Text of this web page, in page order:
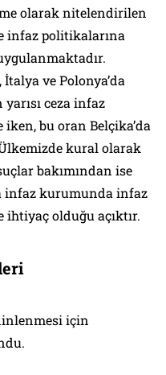
olarak nitelendirilen
infaz politikalarına
ve Polonya’da
ceza infaz
bu oran Belçika’da
kural olarak
bakımından ise
infaz kurumunda infaz
olduğu açıktır.
için